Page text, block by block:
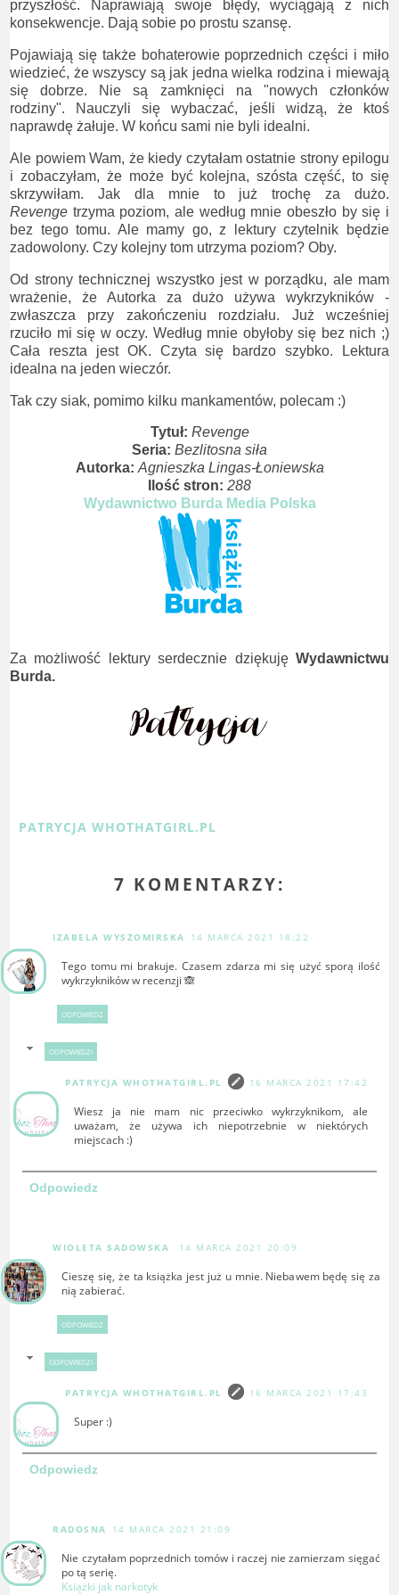
przyszłość. Naprawiają swoje błędy, wyciągają z nich
konsekwencje. Dają sobie po prostu szansę.
Pojawiają się także bohaterowie poprzednich części i miło
wiedzieć, że wszyscy są jak jedna wielka rodzina i miewają
się dobrze. Nie są zamknięci na "nowych członków
rodziny". Nauczyli się wybaczać, jeśli widzą, że ktoś
naprawdę żałuje. W końcu sami nie byli idealni.
Ale powiem Wam, że kiedy czytałam ostatnie strony epilogu
i zobaczyłam, że może być kolejna, szósta część, to się
skrzywiłam. Jak dla mnie to już trochę za dużo.
Revenge trzyma poziom, ale według mnie obeszło by się i
bez tego tomu. Ale mamy go, z lektury czytelnik będzie
zadowolony. Czy kolejny tom utrzyma poziom? Oby.
Od strony technicznej wszystko jest w porządku, ale mam
wrażenie, że Autorka za dużo używa wykrzykników -
zwłaszcza przy zakończeniu rozdziału. Już wcześniej
rzuciło mi się w oczy. Według mnie obyłoby się bez nich ;)
Cała reszta jest OK. Czyta się bardzo szybko. Lektura
idealna na jeden wieczór.
Tak czy siak, pomimo kilku mankamentów, polecam :)
Tytuł: Revenge
Seria: Bezlitosna siła
Autorka: Agnieszka Lingas-Łoniewska
Ilość stron: 288
Wydawnictwo Burda Media Polska
Za możliwość lektury serdecznie dziękuję Wydawnictwu
Burda.
PATRYCJA WHOTHATGIRL.PL
7 KOMENTARZY:
IZABELA WYSZOMIRSKA 14 MARCA 2021 18:22
Tego tomu mi brakuje. Czasem zdarza mi się użyć sporą ilość
wykrzykników w recenzji 🙈
ODPOWIEDZ
ODPOWIEDZI
PATRYCJA WHOTHATGIRL.PL 16 MARCA 2021 17:42
Wiesz ja nie mam nic przeciwko wykrzyknikom, ale
uważam, że używa ich niepotrzebnie w niektórych
miejscach :)
Odpowiedz
WIOLETA SADOWSKA 14 MARCA 2021 20:09
Cieszę się, że ta książka jest już u mnie. Niebawem będę się za
nią zabierać.
ODPOWIEDZ
ODPOWIEDZI
PATRYCJA WHOTHATGIRL.PL 16 MARCA 2021 17:43
Super :)
Odpowiedz
RADOSNA 14 MARCA 2021 21:09
Nie czytałam poprzednich tomów i raczej nie zamierzam sięgać
po tą serię.
Książki jak narkotyk